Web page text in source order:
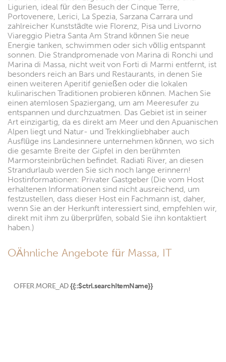
Ligurien, ideal für den Besuch der Cinque Terre,
Portovenere, Lerici, La Spezia, Sarzana Carrara und
zahlreicher Kunststädte wie Florenz, Pisa und Livorno
Viareggio Pietra Santa Am Strand können Sie neue
Energie tanken, schwimmen oder sich völlig entspannt
sonnen. Die Strandpromenade von Marina di Ronchi und
Marina di Massa, nicht weit von Forti di Marmi entfernt, ist
besonders reich an Bars und Restaurants, in denen Sie
einen weiteren Aperitif genießen oder die lokalen
kulinarischen Traditionen probieren können. Machen Sie
einen atemlosen Spaziergang, um am Meeresufer zu
entspannen und durchzuatmen. Das Gebiet ist in seiner
Art einzigartig, da es direkt am Meer und den Apuanischen
Alpen liegt und Natur- und Trekkingliebhaber auch
Ausflüge ins Landesinnere unternehmen können, wo sich
die gesamte Breite der Gipfel in den berühmten
Marmorsteinbrüchen befindet. Radiati River, an diesen
Strandurlaub werden Sie sich noch lange erinnern!
Hostinformationen: Privater Gastgeber (Die vom Host
erhaltenen Informationen sind nicht ausreichend, um
festzustellen, dass dieser Host ein Fachmann ist, daher,
wenn Sie an der Herkunft interessiert sind, empfehlen wir,
direkt mit ihm zu überprüfen, sobald Sie ihn kontaktiert
haben.)
OÄhnliche Angebote für Massa, IT
OFFER.MORE_AD {{::$ctrl.searchItemName}}